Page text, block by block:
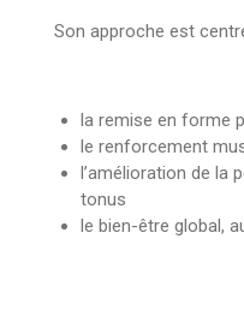
Son approche est
la remise en forme
le renforcement
l’amélioration de la
tonus
le bien-être global,